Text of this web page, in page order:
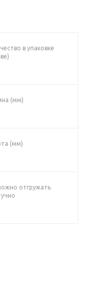
в упаковке
(мм)
(мм)
отгружать